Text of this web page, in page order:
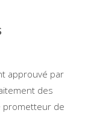
approuvé par
des
prometteur de